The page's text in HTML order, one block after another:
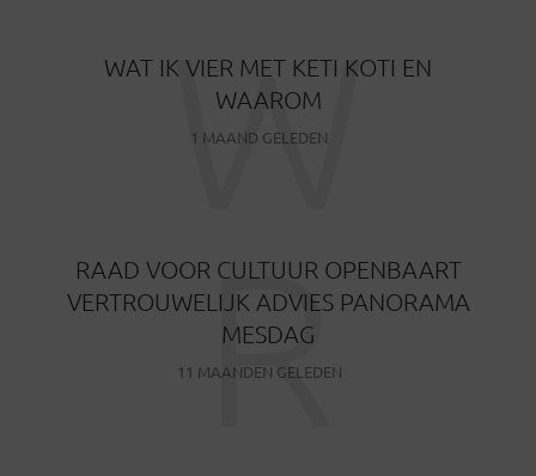
WAT IK VIER MET KETI KOTI EN
WAAROM
1 MAAND GELEDEN
W
RAAD VOOR CULTUUR OPENBAART
VERTROUWELIJK ADVIES PANORAMA
MESDAG
11 MAANDEN GELEDEN
R